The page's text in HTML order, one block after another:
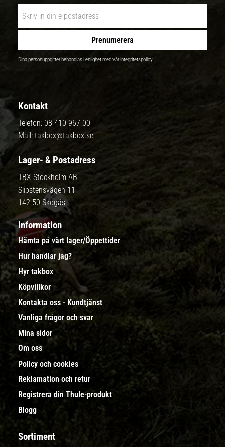
Prenumerera
Dina personuppgifter behandlas i enlighet med vårintegritetspolicy.
Kontakt
Telefon: 08-410 967 00
Mail: takbox@takbox.se
Lager- & Postadress
TBX Stockholm AB
Slipstensvägen 11
142 50 Skogås
Information
Hämta på vårt lager/Öppettider
Hur handlar jag?
Hyr takbox
Köpvillkor
Kontakta oss - Kundtjänst
Vanliga frågor och svar
Mina sidor
Om oss
Policy och cookies
Reklamation och retur
Registrera din Thule-produkt
Blogg
Sortiment